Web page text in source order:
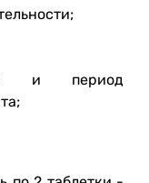
и период